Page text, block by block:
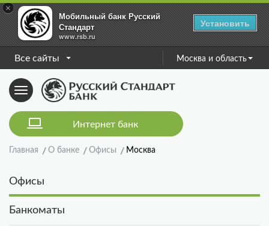
×
Мобильный банк Русский
Стандарт
www.rsb.ru
Установить
Все сайты Москва и область
Toggle
navigation
Интернет банк
Главная О банке Офисы Москва
Офисы
Банкоматы